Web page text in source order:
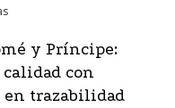
y Príncipe:
calidad con
en trazabilidad